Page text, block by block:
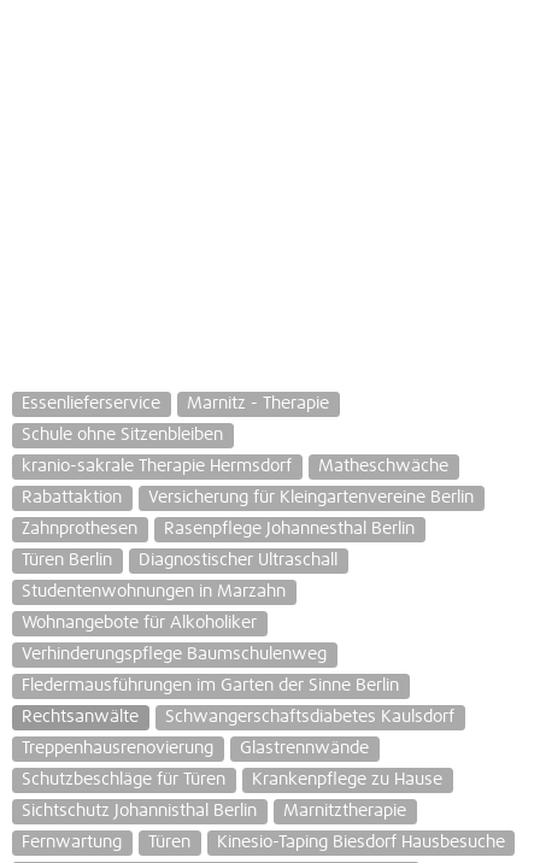
Essenlieferservice
Marnitz - Therapie
Schule ohne Sitzenbleiben
kranio-sakrale Therapie Hermsdorf
Matheschwäche
Rabattaktion
Versicherung für Kleingartenvereine Berlin
Zahnprothesen
Rasenpflege Johannesthal Berlin
Türen Berlin
Diagnostischer Ultraschall
Studentenwohnungen in Marzahn
Wohnangebote für Alkoholiker
Verhinderungspflege Baumschulenweg
Fledermausführungen im Garten der Sinne Berlin
Rechtsanwälte
Schwangerschaftsdiabetes Kaulsdorf
Treppenhausrenovierung
Glastrennwände
Schutzbeschläge für Türen
Krankenpflege zu Hause
Sichtschutz Johannisthal Berlin
Marnitztherapie
Fernwartung
Türen
Kinesio-Taping Biesdorf Hausbesuche